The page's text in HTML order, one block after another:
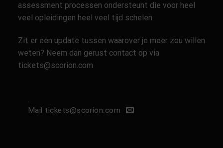
assessment processen ondersteunt die voor heel
veel opleidingen heel veel tijd schelen.
Zit er een update tussen waarover je meer zou willen
weten? Neem dan gerust contact op via
tickets@scorion.com
Mail tickets@scorion.com